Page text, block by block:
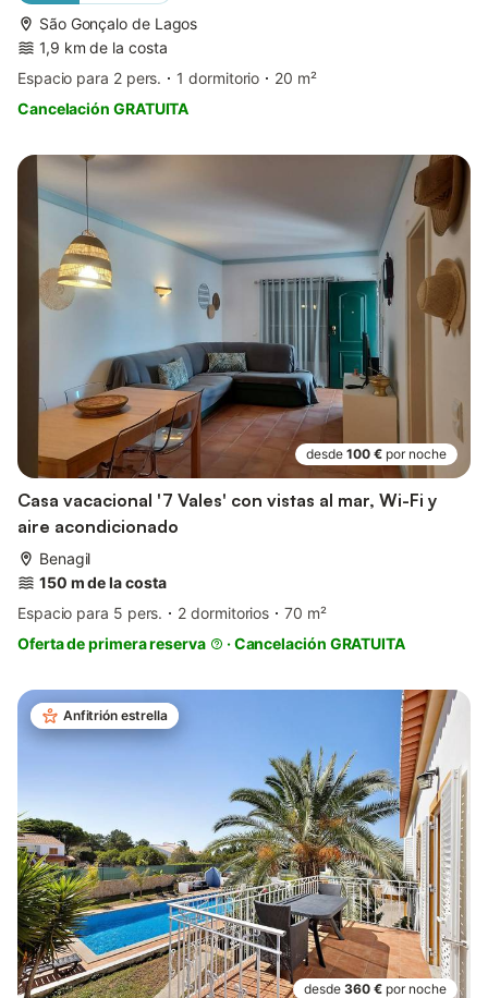
São Gonçalo de Lagos
1,9 km de la costa
Espacio para 2 pers.
1 dormitorio
20 m²
Cancelación GRATUITA
desde 100 € por noche
Casa vacacional '7 Vales' con vistas al mar, Wi-Fi y
aire acondicionado
Benagil
150 m de la costa
Espacio para 5 pers.
2 dormitorios
70 m²
Oferta de primera reserva
·Cancelación GRATUITA
Anfitrión estrella
desde 360 € por noche